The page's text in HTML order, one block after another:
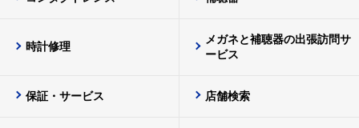
時計修理
メガネと補聴器の出張訪問サ
ービス
保証・サービス 店舗検索